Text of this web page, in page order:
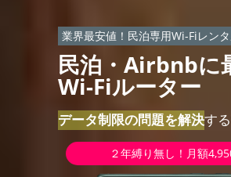
業界最安値！民泊専用Wi-Fiレン
民泊・Airbnbに
Wi-Fiルーター
データ制限の問題を解決す
２年縛り無し！月額